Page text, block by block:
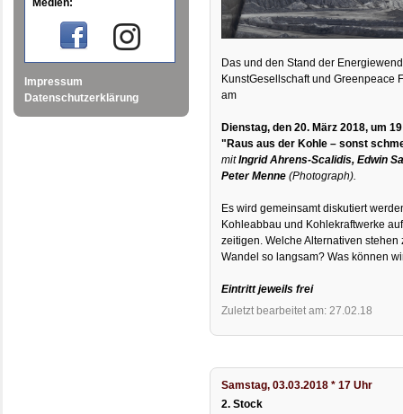
Medien:
Impressum
Datenschutzerklärung
Das und den Stand der
KunstGesellschaft und Greenpeace
am
Dienstag, den 20. März 2018, um
"Raus aus der Kohle – sonst
mitIngrid Ahrens-Scalidis, Edwin
Peter Menne (Photograph).
Es wird gemeinsamt diskutiert
Kohleabbau und Kohlekraftwerke
zeitigen. Welche Alternativen
Wandel so langsam? Was können
Eintritt jeweils frei
Zuletzt bearbeitet am: 27.02.18
Samstag, 03.03.2018 * 17 Uhr
2. Stock